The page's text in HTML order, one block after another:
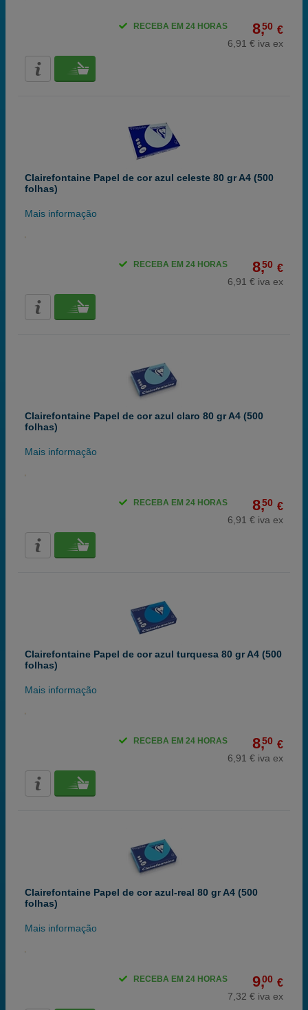
8,50 €
6,91 € iva ex
RECEBA EM 24 HORAS
Clairefontaine Papel de cor azul celeste 80 gr A4 (500
folhas)
Mais informação
8,50 €
6,91 € iva ex
RECEBA EM 24 HORAS
Clairefontaine Papel de cor azul claro 80 gr A4 (500
folhas)
Mais informação
8,50 €
6,91 € iva ex
RECEBA EM 24 HORAS
Clairefontaine Papel de cor azul turquesa 80 gr A4 (500
folhas)
Mais informação
8,50 €
6,91 € iva ex
RECEBA EM 24 HORAS
Clairefontaine Papel de cor azul-real 80 gr A4 (500
folhas)
Mais informação
9,00 €
7,32 € iva ex
RECEBA EM 24 HORAS